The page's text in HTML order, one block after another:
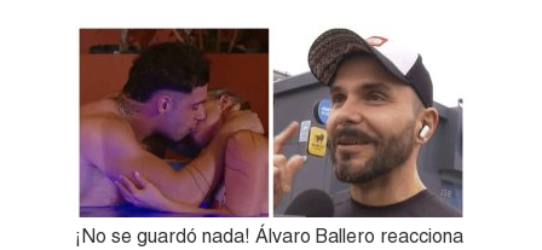
¡No se guardó nada! Álvaro Ballero reacciona